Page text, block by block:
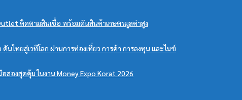
ติดตามสินเชื่อ พร้อมดันสินค้าเกษตรมูลค่าสูง
นไทยสู่เวทีโลก ผ่านการท่องเที่ยว การค้า การลงทุน และไมซ์
สองสุดคุ้ม ในงาน Money Expo Korat 2026